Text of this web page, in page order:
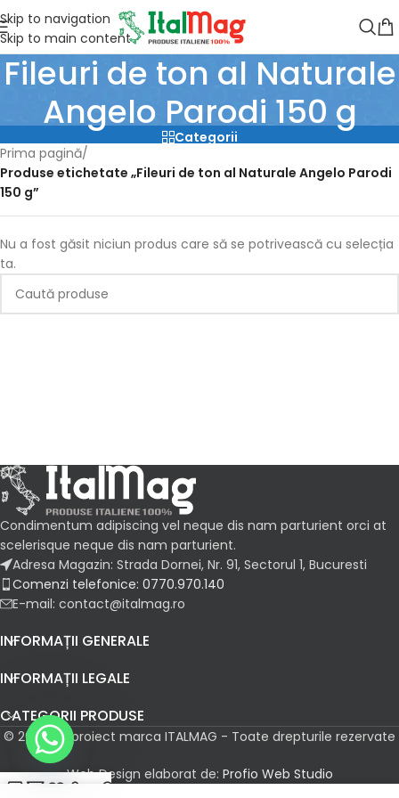
Skip to navigation
Skip to main content
Fileuri de ton al Naturale
Angelo Parodi 150 g
Categorii
Prima pagină/
Produse etichetate „Fileuri de ton al Naturale Angelo Parodi
150 g”
Nu a fost găsit niciun produs care să se potrivească cu selecția
ta.
Condimentum adipiscing vel neque dis nam parturient orci at
scelerisque neque dis nam parturient.
Adresa Magazin: Strada Dornei, Nr. 91, Sectorul 1, Bucuresti
Comenzi telefonice: 0770.970.140
E-mail: contact@italmag.ro
INFORMAȚII GENERALE
INFORMAȚII LEGALE
CATEGORII PRODUSE
© 2026 Un proiect marca ITALMAG - Toate drepturile rezervate
Web Design elaborat de: Profio Web Studio